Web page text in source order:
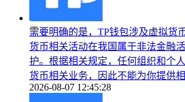
需要明确的是，TP钱包涉及虚拟货
货币相关活动在我国属于非法金融
护。根据相关规定，任何组织和个
货币相关业务，因此不能为你提供
2026-08-07 12:45:28